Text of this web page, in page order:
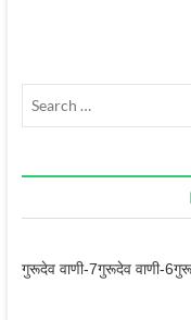
गुरूदेव वाणी-7गुरूदेव वाणी-6